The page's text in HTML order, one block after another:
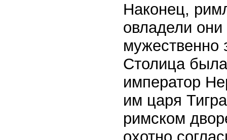
Наконец,
овладели они
Столица
император
им царя
римском